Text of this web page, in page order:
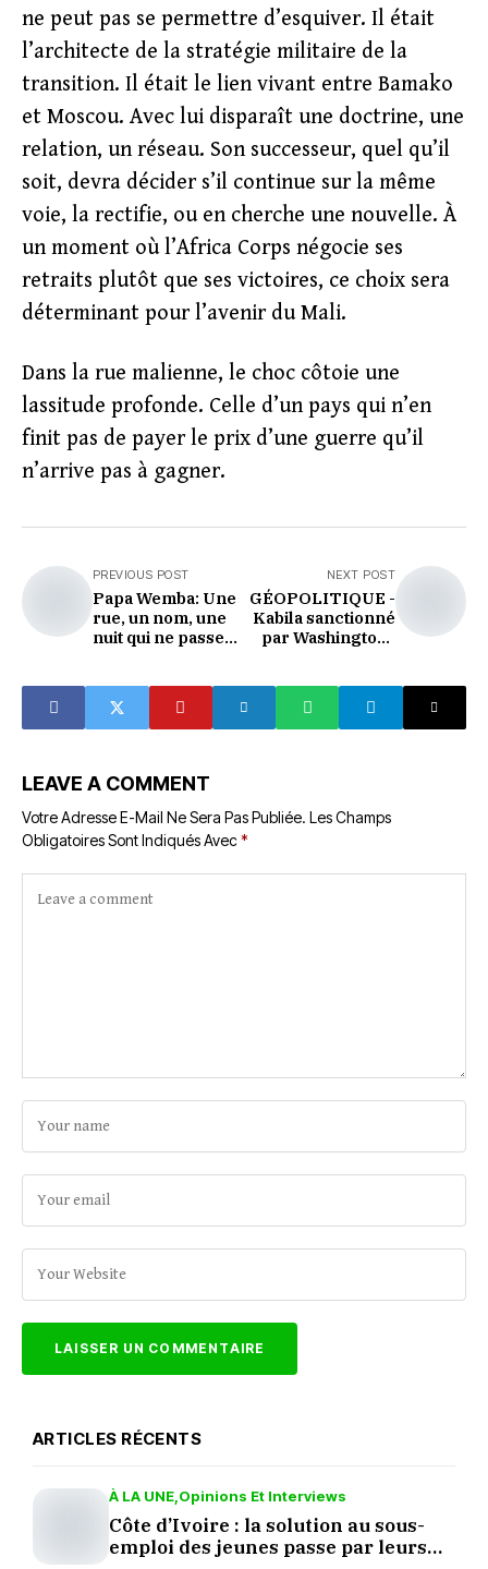
ne peut pas se permettre d’esquiver. Il était
l’architecte de la stratégie militaire de la
transition. Il était le lien vivant entre Bamako
et Moscou. Avec lui disparaît une doctrine, une
relation, un réseau. Son successeur, quel qu’il
soit, devra décider s’il continue sur la même
voie, la rectifie, ou en cherche une nouvelle. À
un moment où l’Africa Corps négocie ses
retraits plutôt que ses victoires, ce choix sera
déterminant pour l’avenir du Mali.
Dans la rue malienne, le choc côtoie une
lassitude profonde. Celle d’un pays qui n’en
finit pas de payer le prix d’une guerre qu’il
n’arrive pas à gagner.
PREVIOUS POST
Papa Wemba: Une
rue, un nom, une
nuit qui ne passe
NEXT POST
GÉOPOLITIQUE -
Kabila sanctionné
par Washington :
LEAVE A COMMENT
Votre Adresse E-Mail Ne Sera Pas Publiée. Les Champs
Obligatoires Sont Indiqués Avec*
ARTICLES RÉCENTS
À LA UNE Opinions Et Interviews
Côte d’Ivoire : la solution au sous-
emploi des jeunes passe par leurs